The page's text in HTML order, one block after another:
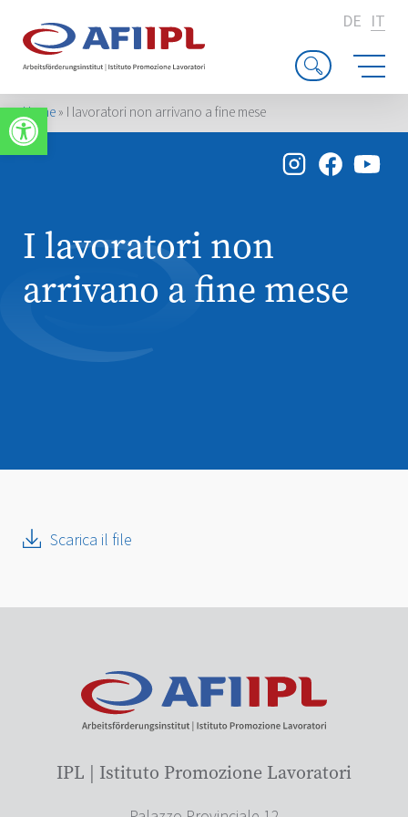
Apri la barra degli strumenti
DE IT
Home» I lavoratori non arrivano a fine mese
I lavoratori non
arrivano a fine mese
Scarica il file
IPL | Istituto Promozione Lavoratori